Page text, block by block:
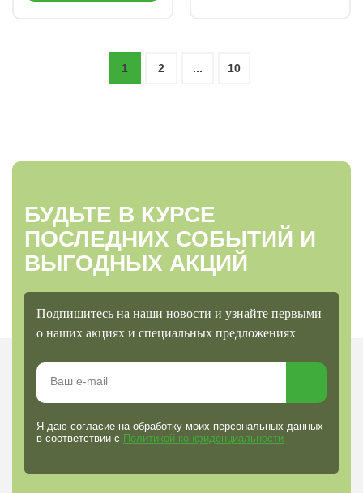
1 2 ... 10
БУДЬТЕ В КУРСЕ
ПОСЛЕДНИХ СОБЫТИЙ И
ВЫГОДНЫХ АКЦИЙ
Подпишитесь на наши новости и узнайте первыми
о наших акциях и специальных предложениях
Я даю согласие на обработку моих персональных данных
в соответствии с Политикой конфиденциальности